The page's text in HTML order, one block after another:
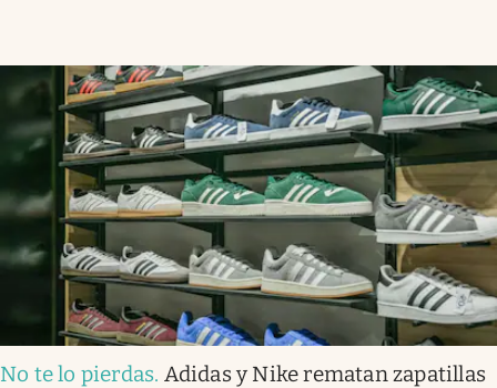
No te lo pierdas. Adidas y Nike rematan zapatillas